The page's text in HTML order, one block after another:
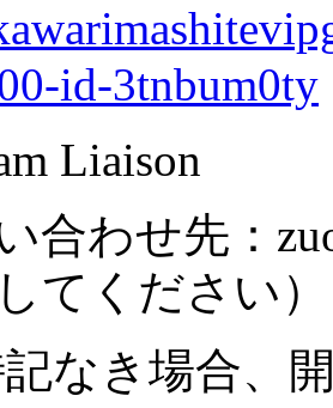
id-3tnbum0ty
Liaison
合わせ先：
てください）
なき場合、